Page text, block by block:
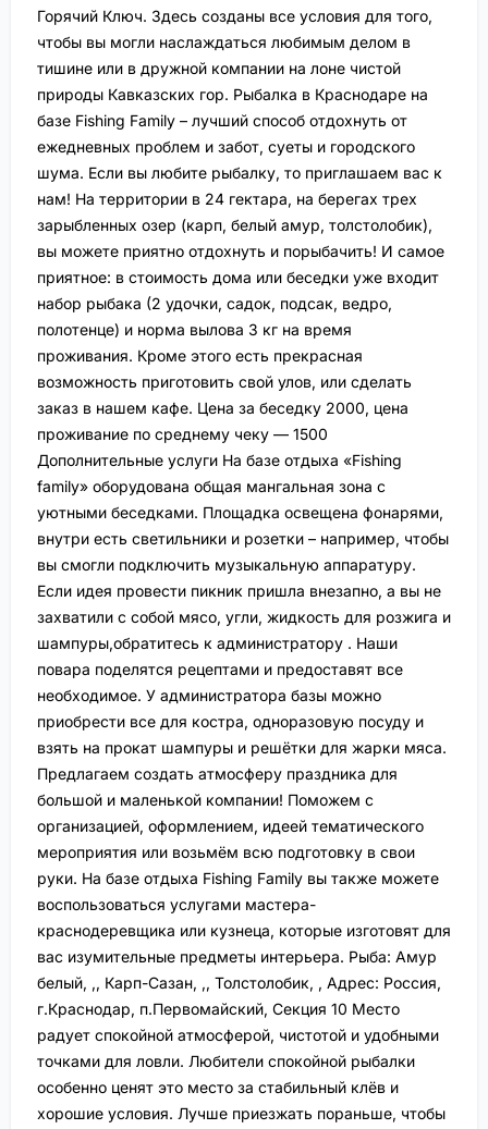
Горячий Ключ. Здесь созданы все условия для того,
чтобы вы могли наслаждаться любимым делом в
тишине или в дружной компании на лоне чистой
природы Кавказских гор. Рыбалка в Краснодаре на
базе Fishing Family – лучший способ отдохнуть от
ежедневных проблем и забот, суеты и городского
шума. Если вы любите рыбалку, то приглашаем вас к
нам! На территории в 24 гектара, на берегах трех
зарыбленных озер (карп, белый амур, толстолобик),
вы можете приятно отдохнуть и порыбачить! И самое
приятное: в стоимость дома или беседки уже входит
набор рыбака (2 удочки, садок, подсак, ведро,
полотенце) и норма вылова 3 кг на время
проживания. Кроме этого есть прекрасная
возможность приготовить свой улов, или сделать
заказ в нашем кафе. Цена за беседку 2000, цена
проживание по среднему чеку — 1500
Дополнительные услуги На базе отдыха «Fishing
family» оборудована общая мангальная зона с
уютными беседками. Площадка освещена фонарями,
внутри есть светильники и розетки – например, чтобы
вы смогли подключить музыкальную аппаратуру.
Если идея провести пикник пришла внезапно, а вы не
захватили с собой мясо, угли, жидкость для розжига и
шампуры,обратитесь к администратору . Наши
повара поделятся рецептами и предоставят все
необходимое. У администратора базы можно
приобрести все для костра, одноразовую посуду и
взять на прокат шампуры и решётки для жарки мяса.
Предлагаем создать атмосферу праздника для
большой и маленькой компании! Поможем с
организацией, оформлением, идеей тематического
мероприятия или возьмём всю подготовку в свои
руки. На базе отдыха Fishing Family вы также можете
воспользоваться услугами мастера-
краснодеревщика или кузнеца, которые изготовят для
вас изумительные предметы интерьера. Рыба: Амур
белый, ,, Карп-Сазан, ,, Толстолобик, , Адрес: Россия,
г.Краснодар, п.Первомайский, Секция 10 Место
радует спокойной атмосферой, чистотой и удобными
точками для ловли. Любители спокойной рыбалки
особенно ценят это место за стабильный клёв и
хорошие условия. Лучше приезжать пораньше, чтобы